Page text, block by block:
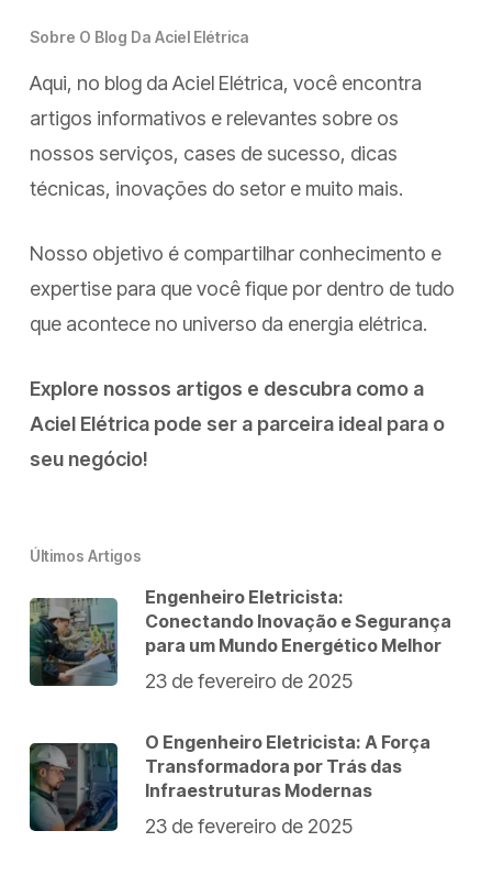
Sobre O Blog Da Aciel Elétrica
Aqui, no blog da Aciel Elétrica, você encontra
artigos informativos e relevantes sobre os
nossos serviços, cases de sucesso, dicas
técnicas, inovações do setor e muito mais.
Nosso objetivo é compartilhar conhecimento e
expertise para que você fique por dentro de tudo
que acontece no universo da energia elétrica.
Explore nossos artigos e descubra como a
Aciel Elétrica pode ser a parceira ideal para o
seu negócio!
Últimos Artigos
Engenheiro Eletricista:
Conectando Inovação e Segurança
para um Mundo Energético Melhor
23 de fevereiro de 2025
O Engenheiro Eletricista: A Força
Transformadora por Trás das
Infraestruturas Modernas
23 de fevereiro de 2025